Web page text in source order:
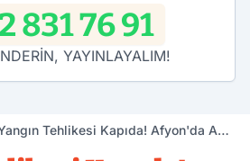
831 76 91
YAYINLAYALIM!
Tehlikesi Kapıda! Afyon'da Acil